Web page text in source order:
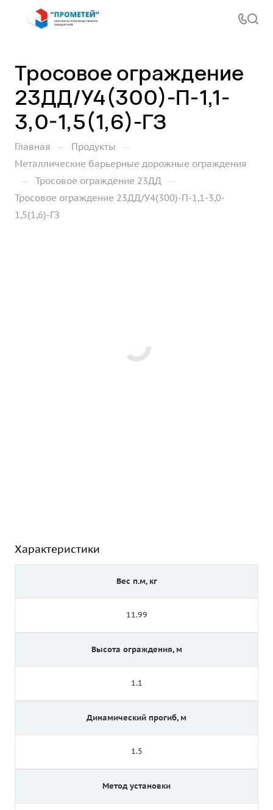
Тросовое ограждение
23ДД/У4(300)-П-1,1-
3,0-1,5(1,6)-ГЗ
Главная — Продукты —
Металлические барьерные дорожные ограждения
— Тросовое ограждение 23ДД —
Тросовое ограждение 23ДД/У4(300)-П-1,1-3,0-
1,5(1,6)-ГЗ
Характеристики
Вес п.м, кг
11.99
Высота ограждения, м
1.1
Динамический прогиб, м
1.5
Метод установки